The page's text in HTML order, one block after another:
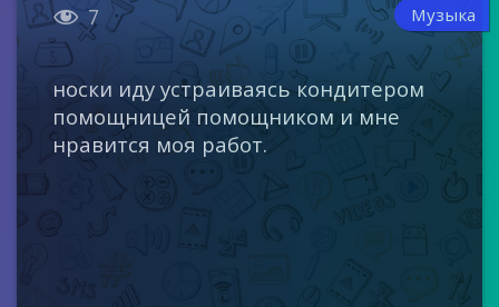
 7 Музыка
носки иду устраиваясь кондитером
помощницей помощником и мне
нравится моя работ.